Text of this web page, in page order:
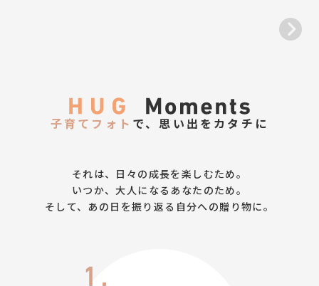
子育てフォト で、思い出をカタチに
それは、日々の成長を楽しむため。
いつか、大人になるあなたのため。
そして、あの日を振り返る自分への贈り物に。